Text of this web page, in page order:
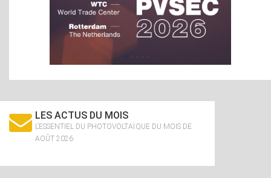
LES ACTUS DU MOIS
L’ESSENTIEL DU PHOTOVOLTAÏQUE DU MOIS DE
AOÛT 2026